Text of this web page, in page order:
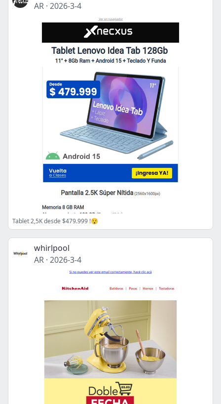
AR · 2026-3-4
Tablet 2,5K desde $479.999 !😯
whirlpool
AR · 2026-3-4